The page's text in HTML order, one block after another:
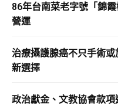
86年台南菜老字號「錦
營運
治療攝護腺癌不只手術
新選擇
政治獻金、文教協會款